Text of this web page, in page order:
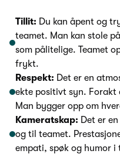
Tillit: Du kan åpent og
teamet. Man kan stole
som pålitelige. Teamet
frykt.
Respekt: Det er en
ekte positivt syn.
Man bygger opp om
Kameratskap: Det er
og til teamet.
empati, spøk og humor i